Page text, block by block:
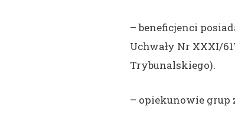
– beneficjenci
Uchwały Nr XXXI/
Trybunalskiego).
– opiekunowie grup